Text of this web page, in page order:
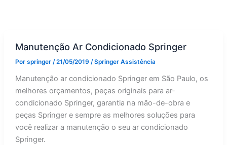
Manutenção Ar Condicionado Springer
Por springer /21/05/2019 /Springer Assistência
Manutenção ar condicionado Springer em São Paulo, os
melhores orçamentos, peças originais para ar-
condicionado Springer, garantia na mão-de-obra e
peças Springer e sempre as melhores soluções para
você realizar a manutenção o seu ar condicionado
Springer.